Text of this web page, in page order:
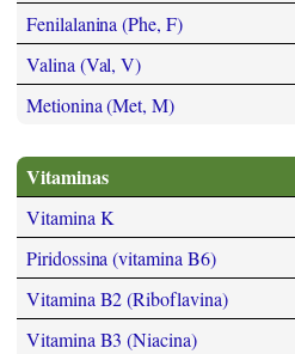
Fenilalanina (Phe, F)
Valina (Val, V)
Metionina (Met, M)
Vitaminas
Vitamina K
Piridossina (vitamina B6)
Vitamina B2 (Riboflavina)
Vitamina B3 (Niacina)